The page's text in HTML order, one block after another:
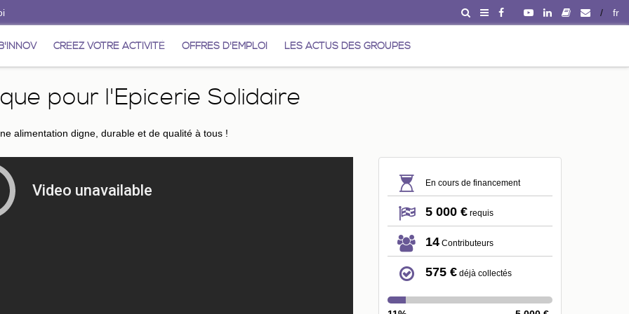
/ fr
CRÉEZ VOTRE ACTIVITÉ OFFRES D'EMPLOI LES ACTUS DES GROUPES
pour l'Epicerie Solidaire
alimentation digne, durable et de qualité à tous !
En cours de financement
5 000 € requis
14 Contributeurs
575 € déjà collectés